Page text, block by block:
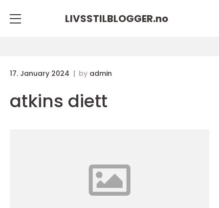
LIVSSTILBLOGGER.no
17. January 2024 by admin
atkins diett